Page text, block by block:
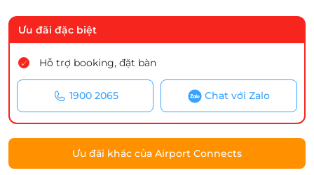
Ưu đãi đặc biệt
Hỗ trợ booking, đặt bàn
1900 2065 Chat với Zalo
Ưu đãi khác của Airport Connects